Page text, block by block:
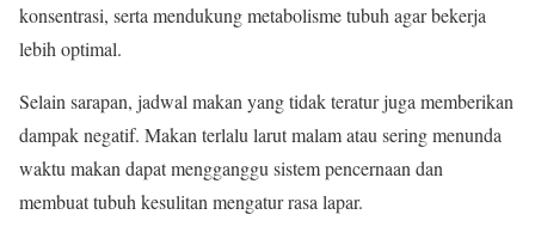
konsentrasi, serta mendukung metabolisme tubuh agar bekerja
lebih optimal.
Selain sarapan, jadwal makan yang tidak teratur juga memberikan
dampak negatif. Makan terlalu larut malam atau sering menunda
waktu makan dapat mengganggu sistem pencernaan dan
membuat tubuh kesulitan mengatur rasa lapar.